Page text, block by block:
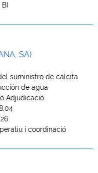
SA)
suministro de calcita
de agua
Adjudicació
i coordinació